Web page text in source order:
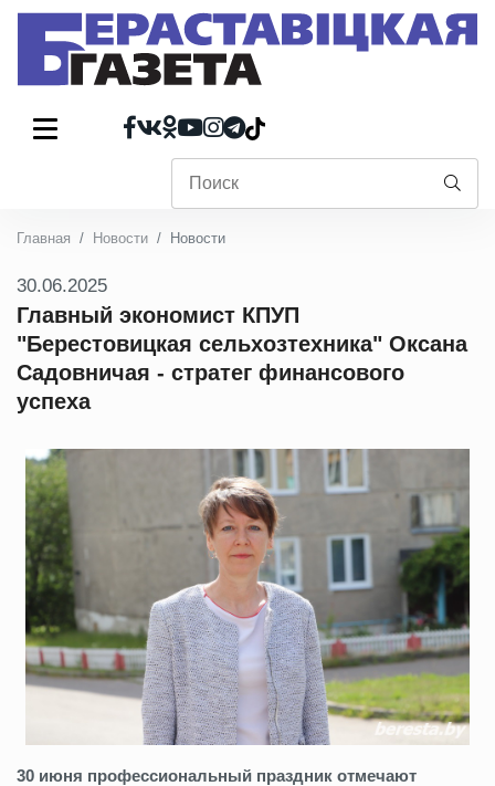
Главная Новости Новости
30.06.2025
Главный экономист КПУП
"Берестовицкая сельхозтехника" Оксана
Садовничая - стратег финансового
успеха
30 июня профессиональный праздник отмечают